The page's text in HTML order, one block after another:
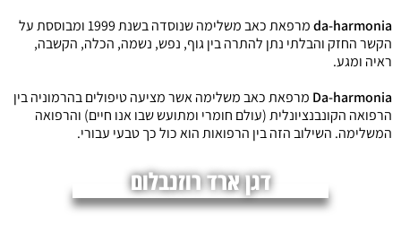
da-harmonia
מרפאת כאב משלימה שנוסדה בשנת 1999 ומבוססת על
הקשר החזק והבלתי נתן להתרה בין גוף, נפש, נשמה, הכלה, הקשבה,
ראיה ומגע.
Da-harmonia מרפאת כאב משלימה אשר מציעה טיפולים בהרמוניה בין
הרפואה הקונבנציונלית (עולם חומרי ומתועש שבו אנו חיים) והרפואה
המשלימה. השילוב הזה בין הרפואות הוא כול כך טבעי עבורי.
דגן ארד רוזנבלום